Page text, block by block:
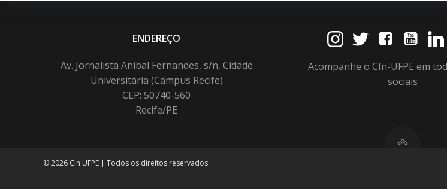
ENDEREÇO
Av. Jornalista Anibal Fernandes, s/n, Cidade
Universitária (Campus Recife)
CEP: 50740-560
Recife/PE
Acompanhe o CIn-UFPE em
sociais
© 2026 CIn UFPE | Todos os direitos reservados